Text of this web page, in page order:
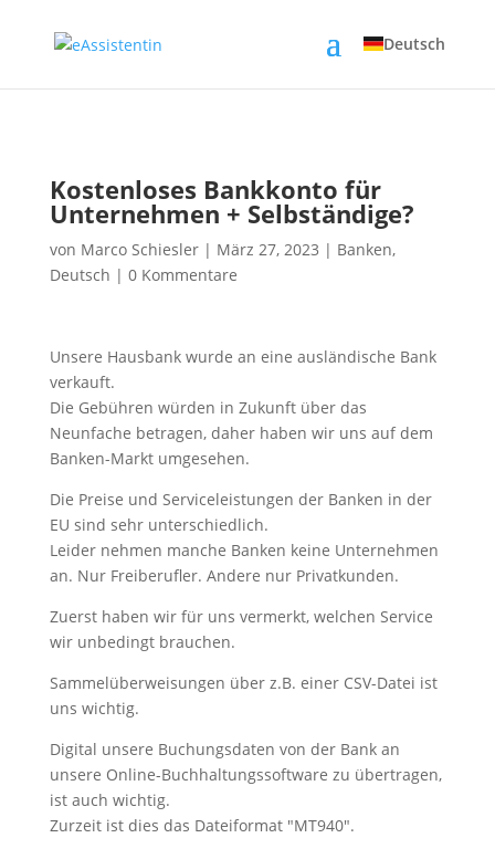
Deutsch
Kostenloses Bankkonto für
Unternehmen + Selbständige?
von Marco Schiesler | März 27, 2023 | Banken,
Deutsch | 0 Kommentare
Unsere Hausbank wurde an eine ausländische Bank
verkauft.
Die Gebühren würden in Zukunft über das
Neunfache betragen, daher haben wir uns auf dem
Banken-Markt umgesehen.
Die Preise und Serviceleistungen der Banken in der
EU sind sehr unterschiedlich.
Leider nehmen manche Banken keine Unternehmen
an. Nur Freiberufler. Andere nur Privatkunden.
Zuerst haben wir für uns vermerkt, welchen Service
wir unbedingt brauchen.
Sammelüberweisungen über z.B. einer CSV-Datei ist
uns wichtig.
Digital unsere Buchungsdaten von der Bank an
unsere Online-Buchhaltungssoftware zu übertragen,
ist auch wichtig.
Zurzeit ist dies das Dateiformat "MT940".